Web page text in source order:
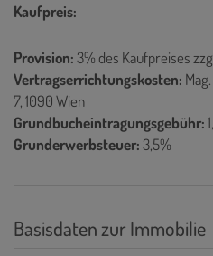
Kaufpreis:
Provision:3% des Kaufpreises
Vertragserrichtungskosten:
7, 1090 Wien
Grundbucheintragungsgebühr:
Grunderwerbsteuer:3,5%
Basisdaten zur Immobilie